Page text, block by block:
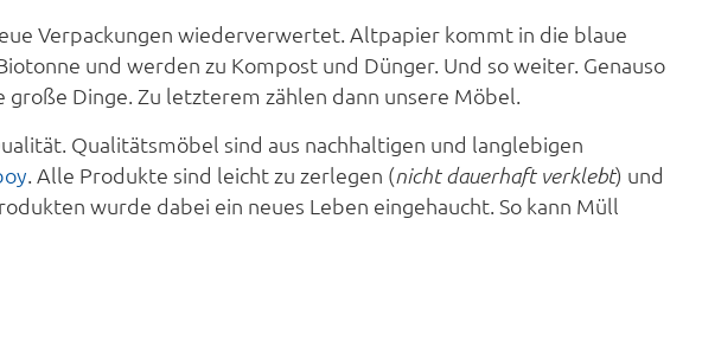
Verpackungen wiederverwertet. Altpapier kommt in die blaue
und werden zu Kompost und Dünger. Und so weiter. Genauso
Dinge. Zu letzterem zählen dann unsere Möbel.
Qualitätsmöbel sind aus nachhaltigen und langlebigen
. Alle Produkte sind leicht zu zerlegen (nicht dauerhaft verklebt) und
wurde dabei ein neues Leben eingehaucht. So kann Müll